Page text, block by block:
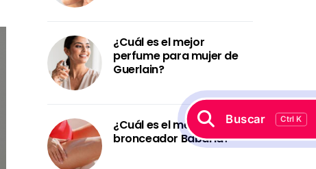
¿Cuál es el mejor
perfume para mujer de
Guerlain?
¿Cuál es el mejor
bronceador Babaria?
Buscar Ctrl K